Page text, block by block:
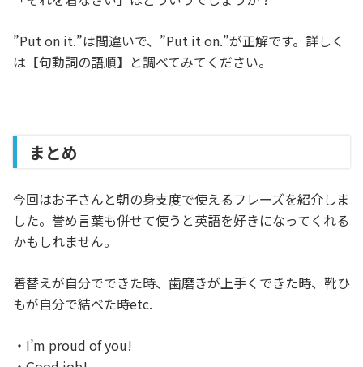
”Put on it.”は間違いで、”Put it on.”が正解です。詳しく
は【句動詞の語順】と調べてみてください。
まとめ
今回はお子さんと朝の身支度で使えるフレーズを紹介しま
した。誉め言葉も併せて使うと英語を好きになってくれる
かもしれません。
着替えが自分でできた時、歯磨きが上手くできた時、靴ひ
もが自分で結べた時etc.
・I’m proud of you!